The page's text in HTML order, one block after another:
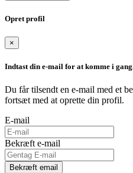
Opret profil
×
Indtast din e-mail for at komme i
Du får tilsendt en e-mail med et
fortsæt med at oprette din profil.
E-mail
Bekræft e-mail
Bekræft email